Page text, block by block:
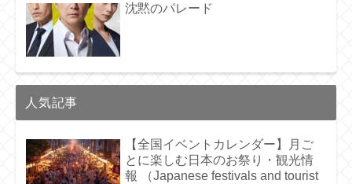
沈黙のパレード
人気記事
【全国イベントカレンダー】月ご
とに楽しむ日本のお祭り・観光情
報 （Japanese festivals and tourist